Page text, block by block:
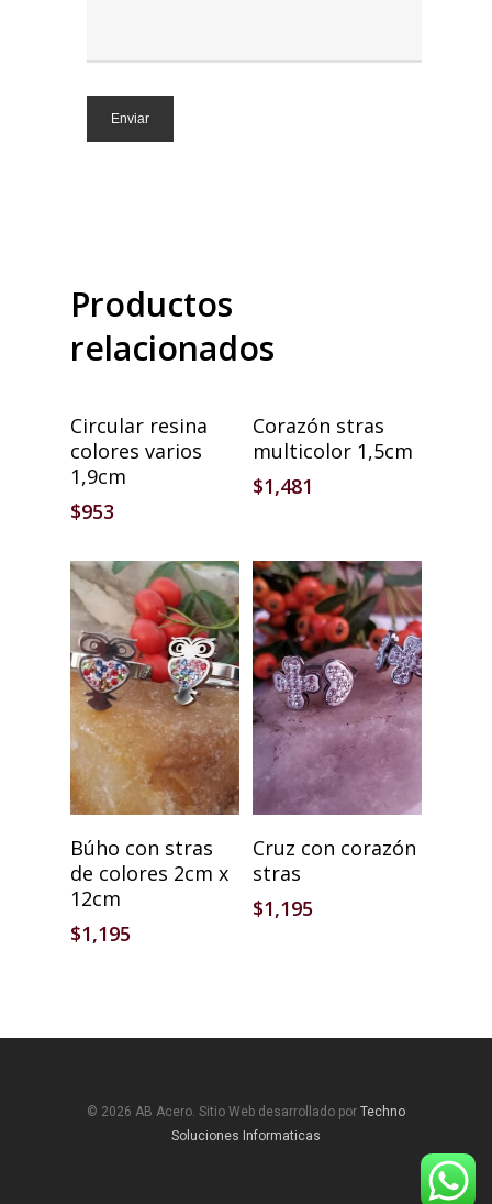
Productos
relacionados
Añadir Al Carrito
Circular resina
colores varios
1,9cm
$953
Añadir Al Carrito
Corazón stras
multicolor 1,5cm
$1,481
Búho con stras
de colores 2cm x
12cm
$1,195
Cruz con corazón
stras
$1,195
© 2026 AB Acero. Sitio Web desarrollado por Techno
Soluciones Informaticas